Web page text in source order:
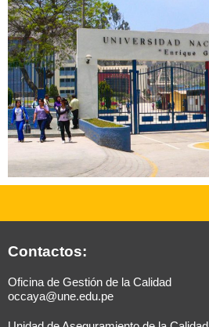
Contactos:
Oficina de Gestión de la Calidad
occaya@une.edu.pe